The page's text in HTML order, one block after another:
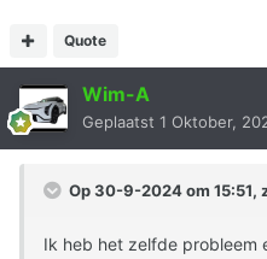
Quote
Wim-A
Geplaatst 1 Oktober,
Op 30-9-2024 om 15:51,
Ik heb het zelfde probleem